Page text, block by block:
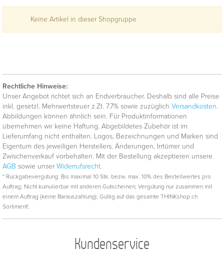
Keine Artikel in dieser Shopgruppe
Rechtliche Hinweise:
Unser Angebot richtet sich an Endverbraucher. Deshalb sind alle Preise
inkl. gesetzl. Mehrwertsteuer z.Zt. 7.7% sowie zuzüglich Versandkosten.
Abbildungen können ähnlich sein. Für Produktinformationen
übernehmen wir keine Haftung. Abgebildetes Zubehör ist im
Lieferumfang nicht enthalten. Logos, Bezeichnungen und Marken sind
Eigentum des jeweiligen Herstellers. Änderungen, Irrtümer und
Zwischenverkauf vorbehalten. Mit der Bestellung akzeptieren unsere
AGB sowie unser Widerrufsrecht.
* Rückgabevergütung: Bis maximal 10 Stk. bezw. max. 10% des Bestellwertes pro
Auftrag; Nicht kumulierbar mit anderen Gutscheinen; Vergütung nur zusammen mit
einem Auftrag (keine Barauszahlung); Gültig auf das gesamte THINKshop.ch
Sortiment!.
Kundenservice